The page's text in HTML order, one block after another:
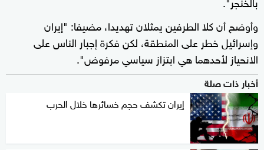
وأوضح أن كلا الطرفين يمثلان تهديدا، مضيفا: "إيران
وإسرائيل خطر على المنطقة، لكن فكرة إجبار الناس على
الانحياز لأحدهما هي ابتزاز سياسي مرفوض".
أخبار ذات صلة
إيران تكشف حجم خسائرها خلال الحرب